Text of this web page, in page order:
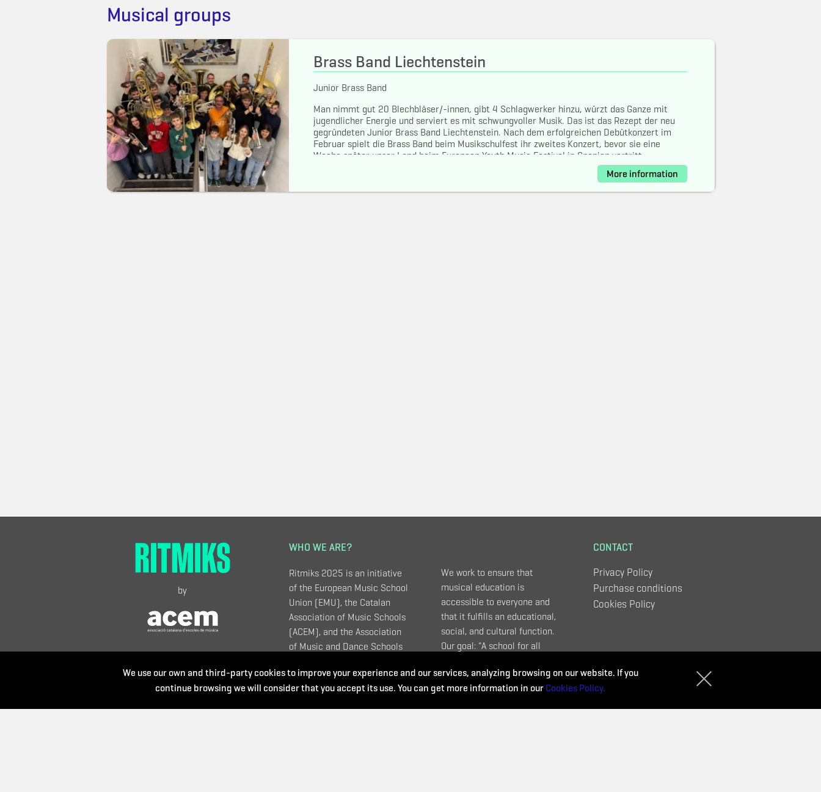
Musical groups
Brass Band Liechtenstein
Junior Brass Band
Man nimmt gut 20 Blechbläser/-innen, gibt 4 Schlagwerker hinzu, würzt das Ganze mit
jugendlicher Energie und serviert es mit schwungvoller Musik. Das ist das Rezept der neu
gegründeten Junior Brass Band Liechtenstein. Nach dem erfolgreichen Debütkonzert im
Februar spielt die Brass Band beim Musikschulfest ihr zweites Konzert, bevor sie eine
Woche später unser Land beim European Youth Music Festival in Spanien vertritt.
More information
by
WHO WE ARE?
Ritmiks 2025 is an initiative
of the European Music School
Union (EMU), the Catalan
Association of Music Schools
(ACEM), and the Association
of Music and Dance Schools
We work to ensure that
musical education is
accessible to everyone and
that it fulfills an educational,
social, and cultural function.
Our goal: "A school for all
and that meets all needs".
CONTACT
Privacy Policy
Purchase conditions
Cookies Policy
We use our own and third-party cookies to improve your experience and our services, analyzing browsing on our website. If you
continue browsing we will consider that you accept its use. You can get more information in our Cookies Policy.